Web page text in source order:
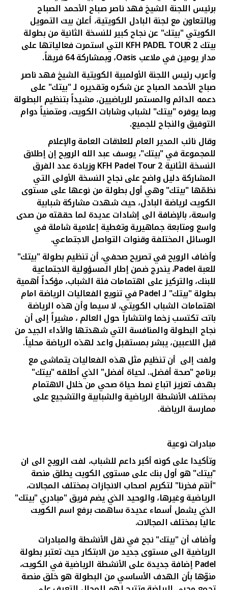
خدمات ما بعد البيع
اتصل بنا
مواقع الفروع وأجهزة الصرف الآلي
ألمانيا
ماليزيا
تركيا
مصر
المملكة المتحدة
مملكة البحرين
برئيس اللجنة الشيخ فهد ناصر صباح الأحمد الصباح
وبالتعاون مع لجنة البادل الكويتية، أعلن بيت التمويل
الكويتي "بيتك" عن نجاح كبير للنسخة الثانية من بطولة
بيتكKFH PADEL TOUR 2 التي استمرت فعالياتها على
مدار يومين في ملاعب Oasis، وبمشاركة 64 فريقاً.
وأعرب رئيس اللجنة الأولمبية الكويتية الشيخ فهد ناصر
صباح الأحمد الصباح عن شكره وتقديره لـ "بيتك" على
دعمه الدائم والمستمر للرياضيين، مشيداً بتنظيم البطولة
وبما يوفره "بيتك" لشباب وشابات الكويت، ومتمنياً دوام
التوفيق والنجاح للجميع.
وقال نائب المدير العام للعلاقات العامة والإعلام
للمجموعة في "بيتك"، يوسف عبد الله الرويح إنإطلاق
النسخة الثانية 2 KFH Padel Tourوزيادة عدد الفرق
المشاركة دليل واضح على نجاح النسخة الأولى التي
نظمّها "بيتك" وهيأول بطولة من نوعها على مستوى
الكويت لرياضة البادل، حيث شهدت مشاركة شبابية
واسعة، بالإضافة الى إشادات عديدة لما حققته من صدى
واسع ومتابعة جماهيرية وتغطية إعلامية شاملة في
الوسائل المختلفة وقنوات التواصل الاجتماعي.
وأضاف الرويح في تصريح صحفي،أن تنظيم بطولة "بيتك"
للعبةPadel، يندرج ضمن إطار المسؤولية الاجتماعية
للبنك، والتركيز على اهتمامات فئة الشباب، مؤكداً أهمية
بطولة "بيتك" لـPadelفي تنويع الفعاليات الرياضة امام
اهتمامات الشباب الكويتي، لا سيما وأن هذه الرياضة
باتت تكتسب زخما وانتشارا حول العالم ، مشيراً إلى أن
نجاح البطولة والمنافسة التي شهدتها والأداء الجيد من
قبل اللاعبين، يبشر بمستقبل واعد لهذه الرياضة محلياً.
ولفت إلى أنتنظيم مثل هذه الفعاليات يتماشى مع
برنامج "صحة أفضل.. لحياة أفضل" الذي أطلقه "بيتك"
بهدف تعزيز اتباع نمط حياة صحي من خلال الاهتمام
بمختلف الأنشطة الرياضية والشبابية والتشجيع على
ممارسة الرياضة.
مبادرات نوعية
وتأكيدا على كونه أكبر داعم للشباب، لفت الرويح الى ان
"بيتك" هو أول بنك على مستوى الكويت يطلق منصة
"أنتم فخرنا" لتكريم اصحاب الانجازات بمختلف المجالات،
الرياضية وغيرها، والوحيد الذي يضم فريق "مبادري "بيتك"
الذي يشمل أسماء عديدة ساهمت برفع اسم الكويت
عاليا بمختلف المجالات.
وأضاف أن "بيتك" نجح في نقل الأنشطة والمبادرات
الرياضية الى مستوى جديد من الابتكار حيث تعتبر بطولة
Padelإضافة جديدة على الأنشطة الرياضية في الكويت،
منوّها بأن الهدف الأساسي من البطولة هو خلق منصة